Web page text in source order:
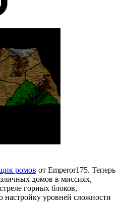
ромов от Emperor175. Теперь
домов в миссиях,
горных блоков,
настройку уровней сложности